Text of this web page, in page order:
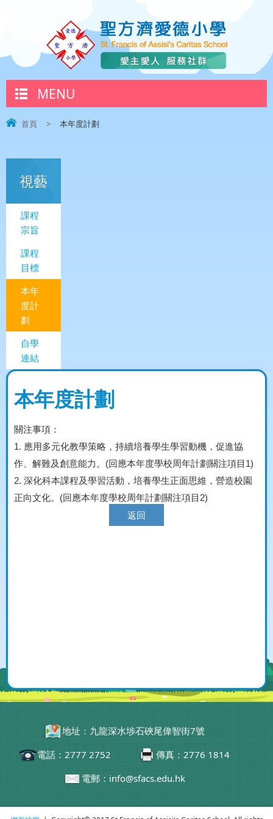
MENU
首頁 > 本年度計劃
視藝
課程
宗旨
課程
目標
本年
度計
劃
自學
連結
本年度計劃
關注事項：
1. 應用多元化教學策略，持續培養學生學習動機，促進協
作、解難及創意能力。(回應本年度學校周年計劃關注項目1)
2. 深化科本課程及學習活動，培養學生正面思維，營造校園
正向文化。(回應本年度學校周年計劃關注項目2)
返回
地址：九龍深水埗石硤尾偉智街7號
電話：2777 2752
傳真：2776 1814
電郵：info@sfacs.edu.hk